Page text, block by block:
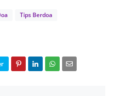
Tips Berdoa